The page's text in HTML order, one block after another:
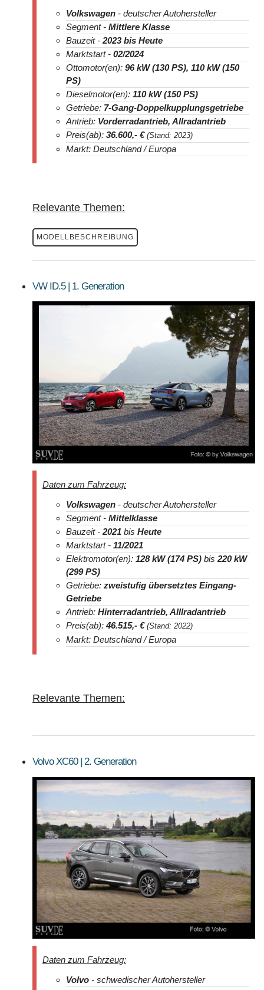
Volkswagen - deutscher Autohersteller
Segment - Mittlere Klasse
Bauzeit - 2023bis Heute
Marktstart - 02/2024
Ottomotor(en): 96 kW (130 PS), 110 kW (150
PS)
Dieselmotor(en): 110 kW (150 PS)
Getriebe: 7-Gang-Doppelkupplungsgetriebe
Antrieb: Vorderradantrieb, Allradantrieb
Preis(ab): 36.600,- € (Stand: 2023)
Markt: Deutschland / Europa
Relevante Themen:
MODELLBESCHREIBUNG
VW ID.5 | 1. Generation
Daten zum Fahrzeug:
Volkswagen - deutscher Autohersteller
Segment - Mittelklasse
Bauzeit - 2021 bis Heute
Marktstart - 11/2021
Elektromotor(en): 128 kW (174 PS) bis 220 kW
(299 PS)
Getriebe: zweistufig übersetztes Eingang-
Getriebe
Antrieb: Hinterradantrieb, Alllradantrieb
Preis(ab):46.515,- € (Stand: 2022)
Markt: Deutschland / Europa
Relevante Themen:
Volvo XC60 | 2. Generation
Daten zum Fahrzeug:
Volvo - schwedischer Autohersteller